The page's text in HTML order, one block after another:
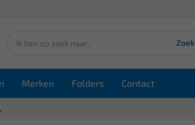
Zoek
Merken Folders Contact